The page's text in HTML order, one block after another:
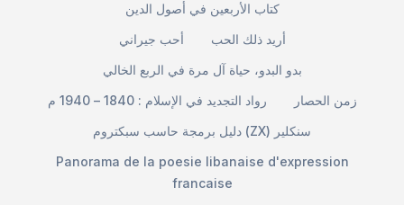
كتاب الأربعين في أصول الدين
أحب جيراني
أريد ذلك الحب
بدو البدو، حياة آل مرة في الربع الخالي
رواد التجديد في الإسلام : 1840 – 1940 م
زمن الحصار
دليل برمجة حاسب سبكتروم (ZX) سنكلير
Panorama de la poesie libanaise d'expression
francaise